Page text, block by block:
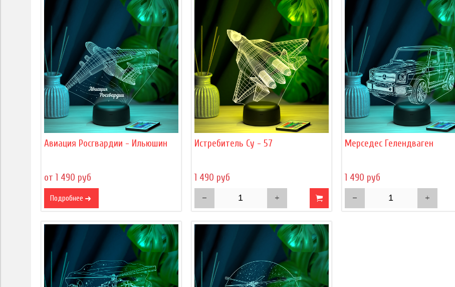
Авиация Росгвардии - Ильюшин
от 1 490 руб
Подробнее
Истребитель Су - 57
1 490 руб
Мерседес Гелендваген
1 490 руб